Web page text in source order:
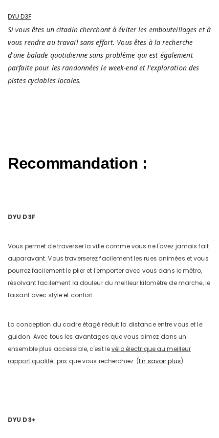
DYU D3F
Si vous êtes un citadin cherchant à éviter les embouteillages et à
vous rendre au travail sans effort. Vous êtes à la recherche
d'une balade quotidienne sans problème qui est également
parfaite pour les randonnées le week-end et l'exploration des
pistes cyclables locales.
Recommandation :
DYU D3F
Vous permet de traverser la ville comme vous ne l'avez jamais fait
auparavant. Vous traverserez facilement les rues animées et vous
pourrez facilement le plier et l'emporter avec vous dans le métro,
résolvant facilement la douleur du meilleur kilomètre de marche, le
faisant avec style et confort.
La conception du cadre étagé réduit la distance entre vous et le
guidon. Avec tous les avantages que vous aimez dans un
ensemble plus accessible, c'est levélo électrique au meilleur
rapport qualité-prix que vous recherchiez. (En savoir plus)
DYU D3+